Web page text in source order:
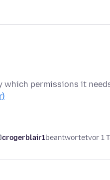
which permissions it
crogerblair1beantwortetvor 1